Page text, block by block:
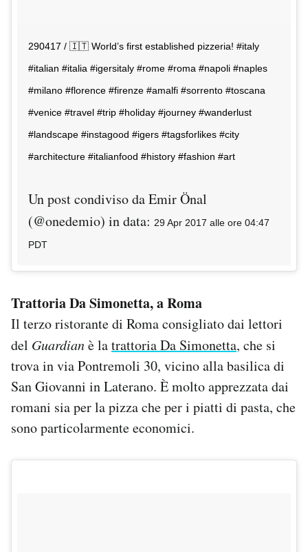
290417 / 🇮🇹 World’s first established pizzeria! #italy
#italian #italia #igersitaly #rome #roma #napoli #naples
#milano #florence #firenze #amalfi #sorrento #toscana
#venice #travel #trip #holiday #journey #wanderlust
#landscape #instagood #igers #tagsforlikes #city
#architecture #italianfood #history #fashion #art
Un post condiviso da Emir Önal
(@onedemio) in data: 29 Apr 2017 alle ore 04:47
PDT
Trattoria Da Simonetta, a Roma
Il terzo ristorante di Roma consigliato dai lettori
del Guardianè latrattoria Da Simonetta, che si
trova in via Pontremoli 30, vicino alla basilica di
San Giovanni in Laterano. È molto apprezzata dai
romani sia per la pizza che per i piatti di pasta, che
sono particolarmente economici.